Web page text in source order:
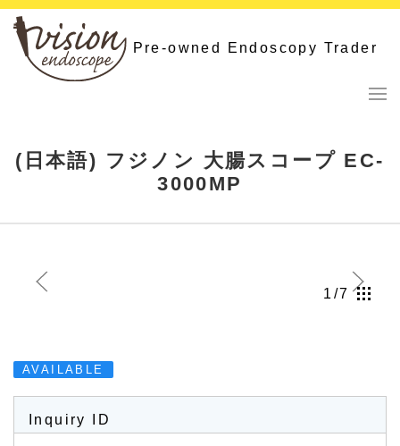
Skip
content
Pre-owned Endoscopy Trader
(日本語) フジノン 大腸スコープ EC-
3000MP
1/7
AVAILABLE
Inquiry ID